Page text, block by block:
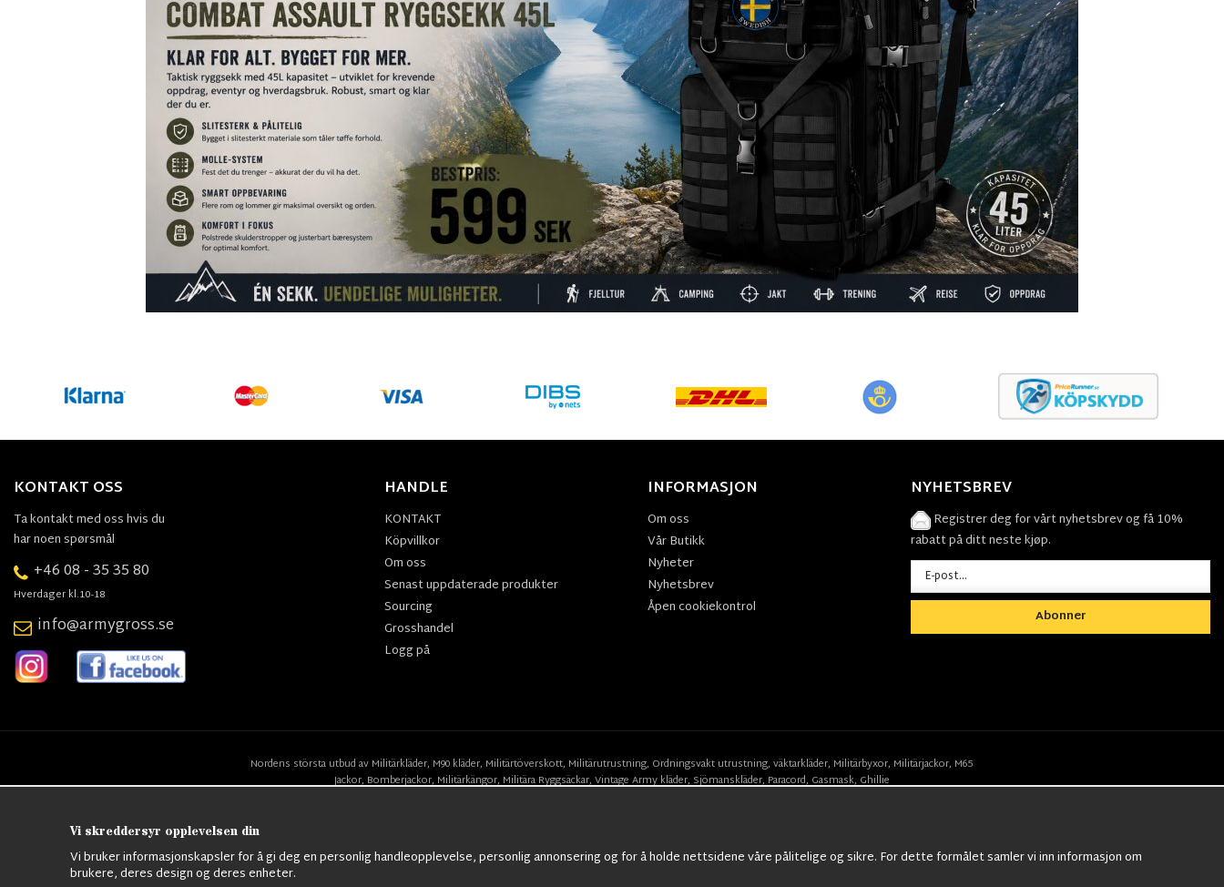
KONTAKT OSS
Ta kontakt med oss hvis du
har noen spørsmål
+46 08 - 35 35 80
Hverdager kl.10-18
info@armygross.se
HANDLE
KONTAKT
Köpvillkor
Om oss
Senast uppdaterade produkter
Sourcing
Grosshandel
Logg på
INFORMASJON
Om oss
Vår Butikk
Nyheter
Nyhetsbrev
Åpen cookiekontrol
NYHETSBREV
Registrer deg for vårt nyhetsbrev og få 10%
rabatt på ditt neste kjøp.
Abonner
Nordens största utbud av Militärkläder, M90 kläder, Militärtöverskott, Militärutrustning, Ordningsvakt utrustning, väktarkläder, Militärbyxor, Militärjackor, M65
Jackor, Bomberjackor, Militärkängor, Militära Ryggsäckar, Vintage Army kläder, Sjömanskläder, Paracord, Gasmask, Ghillie
Vi skreddersyr opplevelsen din
Vi bruker informasjonskapsler for å gi deg en personlig handleopplevelse, personlig annonsering og for å holde nettsidene våre pålitelige og sikre. For dette formålet samler vi inn informasjon om
brukere, deres design og deres enheter.